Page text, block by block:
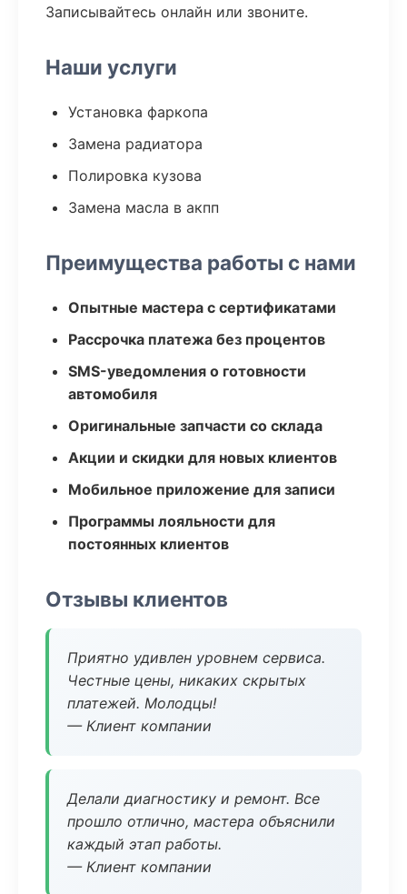
Записывайтесь онлайн или звоните.
Наши услуги
Установка фаркопа
Замена радиатора
Полировка кузова
Замена масла в акпп
Преимущества работы с нами
Опытные мастера с сертификатами
Рассрочка платежа без процентов
SMS-уведомления о готовности
автомобиля
Оригинальные запчасти со склада
Акции и скидки для новых клиентов
Мобильное приложение для записи
Программы лояльности для
постоянных клиентов
Отзывы клиентов
Приятно удивлен уровнем сервиса.
Честные цены, никаких скрытых
платежей. Молодцы!
— Клиент компании
Делали диагностику и ремонт. Все
прошло отлично, мастера объяснили
каждый этап работы.
— Клиент компании